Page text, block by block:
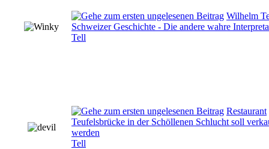
Wilhelm
Schweizer Geschichte - Die andere wahre
Tell
Restaurant
Teufelsbrücke in der Schöllenen Schlucht soll
werden
Tell